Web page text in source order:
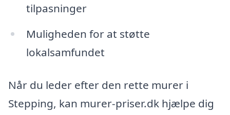
tilpasninger
Muligheden for at støtte
lokalsamfundet
Når du leder efter den rette murer i
Stepping, kan murer-priser.dk hjælpe dig